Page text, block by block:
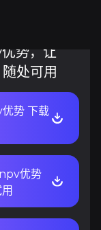
势，让
处可用
势 下载
优势